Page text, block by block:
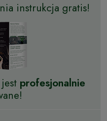
instrukcja gratis!
profesjonalnie